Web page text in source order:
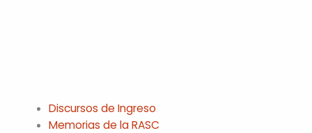
Discursos de Ingreso
Memorias de la RASC